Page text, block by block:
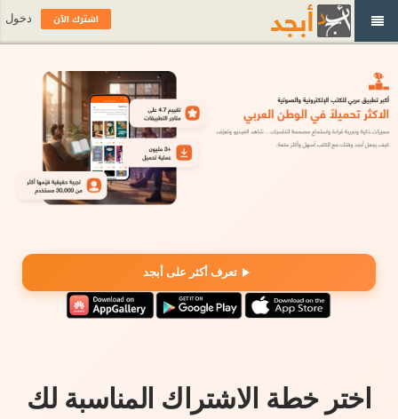
تعرف أكثر على أبجد
اختر خطة الاشتراك المناسبة لك
اشترك الآن دخول